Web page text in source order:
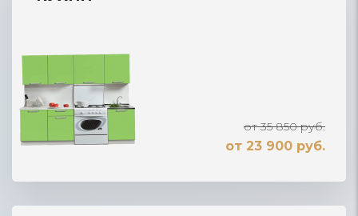
от 35 850 руб.
от 23 900 руб.